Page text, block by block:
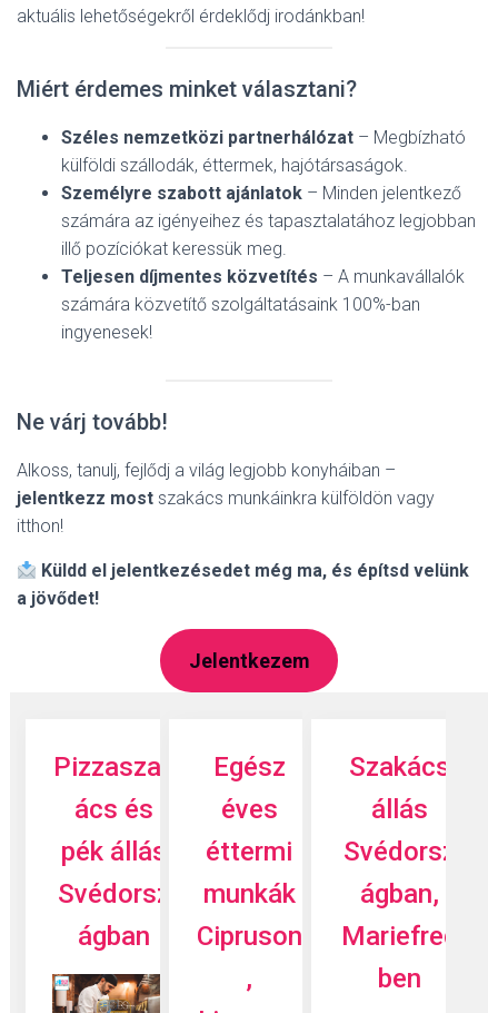
aktuális lehetőségekről érdeklődj irodánkban!
Miért érdemes minket választani?
Széles nemzetközi partnerhálózat – Megbízható
külföldi szállodák, éttermek, hajótársaságok.
Személyre szabott ajánlatok – Minden jelentkező
számára az igényeihez és tapasztalatához legjobban
illő pozíciókat keressük meg.
Teljesen díjmentes közvetítés – A munkavállalók
számára közvetítő szolgáltatásaink 100%-ban
ingyenesek!
Ne várj tovább!
Alkoss, tanulj, fejlődj a világ legjobb konyháiban –
jelentkezz most szakács munkáinkra külföldön vagy
itthon!
Küldd el jelentkezésedet még ma, és építsd velünk
a jövődet!
Jelentkezem
Pizzaszak
ács és
pék állás
Svédorsz
ágban
Egész
éves
éttermi
munkák
Cipruson
,
Szakács
állás
Svédorsz
ágban,
Mariefred
ben